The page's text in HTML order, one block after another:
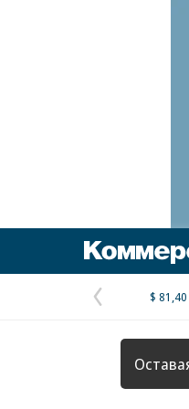
страница
$ 81,40